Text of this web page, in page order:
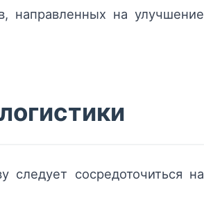
направленных на улучшение
следует сосредоточиться на